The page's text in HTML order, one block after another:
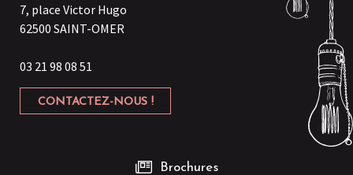
7, place Victor Hugo
62500 SAINT-OMER
03 21 98 08 51
CONTACTEZ-NOUS !
Brochures